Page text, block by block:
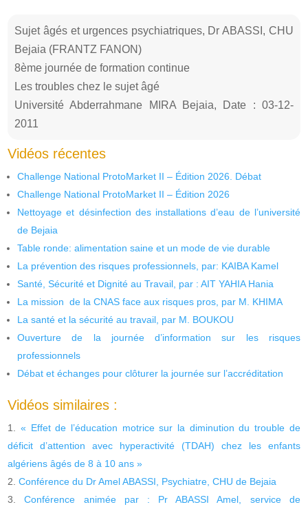
Sujet âgés et urgences psychiatriques, Dr ABASSI, CHU
Bejaia (FRANTZ FANON)
8ème journée de formation continue
Les troubles chez le sujet âgé
Université Abderrahmane MIRA Bejaia, Date : 03-12-
2011
Vidéos récentes
Challenge National ProtoMarket II – Édition 2026. Débat
Challenge National ProtoMarket II – Édition 2026
Nettoyage et désinfection des installations d’eau de l’université
de Bejaia
Table ronde: alimentation saine et un mode de vie durable
La prévention des risques professionnels, par: KAIBA Kamel
Santé, Sécurité et Dignité au Travail, par : AIT YAHIA Hania
La mission de la CNAS face aux risques pros, par M. KHIMA
La santé et la sécurité au travail, par M. BOUKOU
Ouverture de la journée d’information sur les risques
professionnels
Débat et échanges pour clôturer la journée sur l’accréditation
Vidéos similaires :
« Effet de l’éducation motrice sur la diminution du trouble de
déficit d’attention avec hyperactivité (TDAH) chez les enfants
algériens âgés de 8 à 10 ans »
Conférence du Dr Amel ABASSI, Psychiatre, CHU de Bejaia
Conférence animée par : Pr ABASSI Amel, service de